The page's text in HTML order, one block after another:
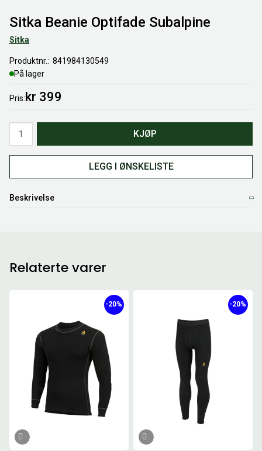
Sitka Beanie Optifade Subalpine
Sitka
Produktnr.
841984130549
På lager
Pris kr 399
KJØP
LEGG I ØNSKELISTE
Beskrivelse
Relaterte varer
-20% -20%